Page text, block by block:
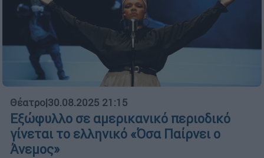
Θέατρο|30.08.2025 21:15
Εξώφυλλο σε αμερικανικό περιοδικό
γίνεται το ελληνικό «Όσα Παίρνει ο
Άνεμος»